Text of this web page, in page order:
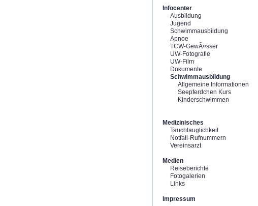
Infocenter
Ausbildung
Jugend
Schwimmausbildung
Apnoe
TCW-GewÃ¤sser
UW-Fotografie
UW-Film
Dokumente
Schwimmausbildung
Allgemeine Informationen
Seepferdchen Kurs
Kinderschwimmen
Medizinisches
Tauchtauglichkeit
Notfall-Rufnummern
Vereinsarzt
Medien
Reiseberichte
Fotogalerien
Links
Impressum